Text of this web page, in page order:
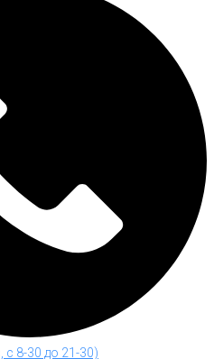
с 8-30 до 21-30)